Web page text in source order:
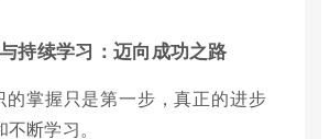
持续学习：迈向成功之路
的掌握只是第一步，真正的进步
断学习。